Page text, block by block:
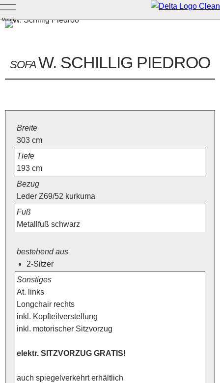
Menü
SOFAW. SCHILLIG PIEDROO
Breite
303 cm
Tiefe
193 cm
Bezug
Leder Z69/52 kurkuma
Fuß
Metallfuß schwarz
bestehend aus
2-Sitzer
Sonstiges
At. links
Longchair rechts
inkl. Kopfteilverstellung
inkl. motorischer Sitzvorzug
elektr. SITZVORZUG GRATIS!
auch spiegelverkehrt erhältlich